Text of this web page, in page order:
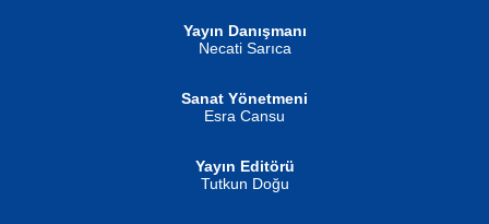
Yayın Danışmanı
Necati Sarıca
Sanat Yönetmeni
Esra Cansu
Yayın Editörü
Tutkun Doğu